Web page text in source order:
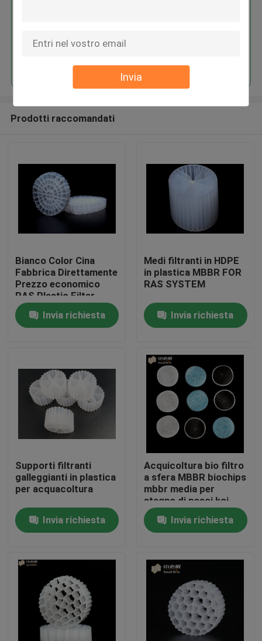
Invia
Casa
Circa noi
Giro della fabbrica
Contattici
blog
Richieda una citazione
Medi filtranti MBBR
Bio- media di MBBR
Prodotti raccomandati
Bianco Color Cina
Fabbrica Direttamente
Prezzo economico
RAS Plastic Filter
Media K5
Invia richiesta
Medi filtranti in HDPE
in plastica MBBR FOR
RAS SYSTEM
Invia richiesta
Supporti filtranti
galleggianti in plastica
per acquacoltura
Invia richiesta
Acquicoltura bio filtro
a sfera MBBR biochips
mbbr media per
stagno di pesci koi
Invia richiesta